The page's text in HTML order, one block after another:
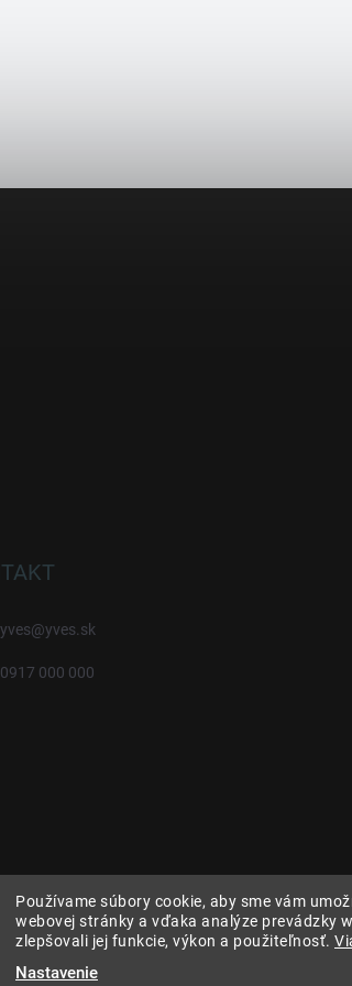
Používame súbory cookie, aby sme vám
webovej stránky a vďaka analýze prevádzky
zlepšovali jej funkcie, výkon a použiteľnosť.
Nastavenie
yves@yves.sk
0917 000 000